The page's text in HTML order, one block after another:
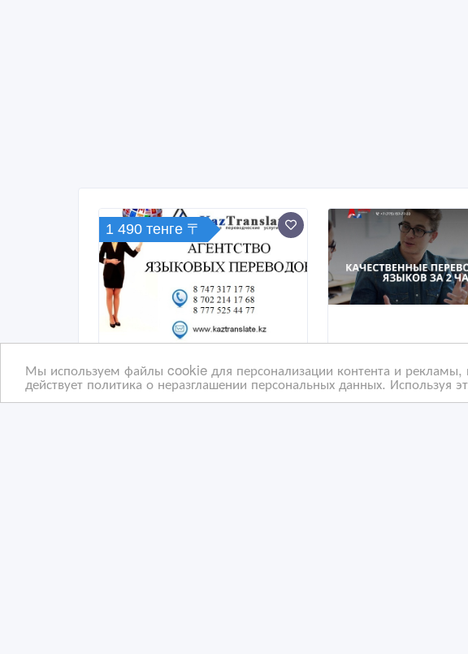
Мы используем файлы cookie для персонализации контента и рекламы,
действует политика о неразглашении персональных данных.
1 490 тенге 〒